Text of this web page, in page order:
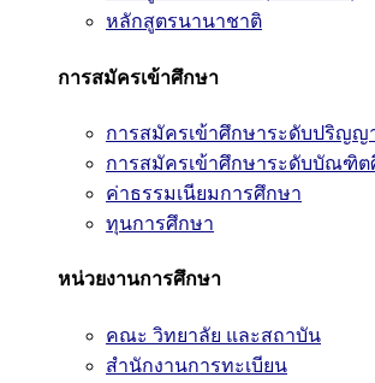
หลักสูตรนานาชาติ
การสมัครเข้าศึกษา
การสมัครเข้าศึกษาระดับปริญ
การสมัครเข้าศึกษาระดับบัณฑิต
ค่าธรรมเนียมการศึกษา
ทุนการศึกษา
หน่วยงานการศึกษา
คณะ วิทยาลัย และสถาบัน
สำนักงานการทะเบียน